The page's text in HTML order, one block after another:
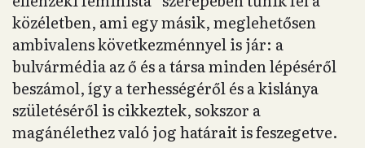
Az, hogy időről időre visszautasít jól fizető
pozíciókat, szerinte csak látszólagos választás.
„Ha komolyan gondolom azt, hogy én egy
kritikai szempontot képviselek, akkor nincs
munkám, nincs munkahelyem, nincs
lehetőségem ebben a közegben.”